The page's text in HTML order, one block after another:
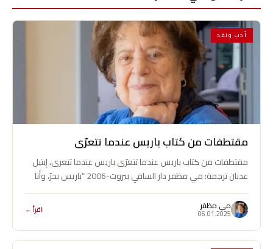
أدب ونقد
مقتطفات من كتاب باريس عندما تتعرّى
مقتطفات من كتاب باريس عندما تتعرّى باريس عندما تتعرى، إيتيل
عدنان ترجمة: مي مظفر دار الساقي بيروت-2006 “باريس بحرٌ، وأنا
موجة من…
مي مظفر
06.01.2025 اقرأ ←